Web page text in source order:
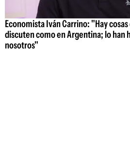
Economista Iván Carrino: "Hay
discuten como en Argentina; lo han
nosotros"